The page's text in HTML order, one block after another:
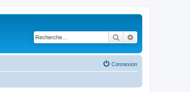
Rechercher
Connexion